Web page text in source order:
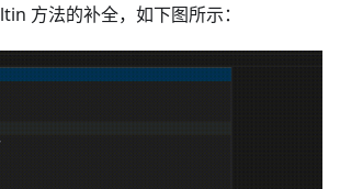
方法的补全，如下图所示：